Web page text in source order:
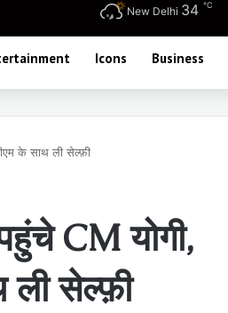
New Delhi 34 ℃
Icons Business
के साथ ली सेल्फ़ी
CM योगी,
ली सेल्फ़ी